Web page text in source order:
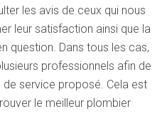
les avis de ceux qui nous
leur satisfaction ainsi que la
question. Dans tous les cas,
professionnels afin de
service proposé. Cela est
le meilleur plombier